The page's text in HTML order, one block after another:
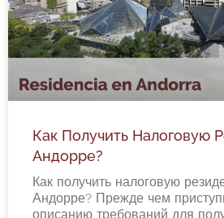
Как Получить Налоговую
Андорре?
Как получить налоговую
Андорре? Прежде чем
описанию требований для